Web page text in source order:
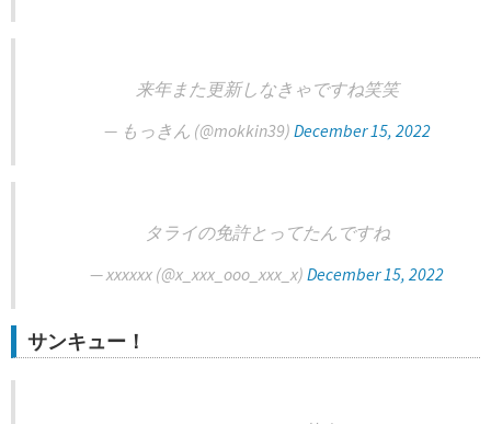
来年また更新しなきゃですね笑笑
— もっきん (@mokkin39) December 15, 2022
タライの免許とってたんですね
— xxxxxx (@x_xxx_ooo_xxx_x) December 15, 2022
サンキュー！